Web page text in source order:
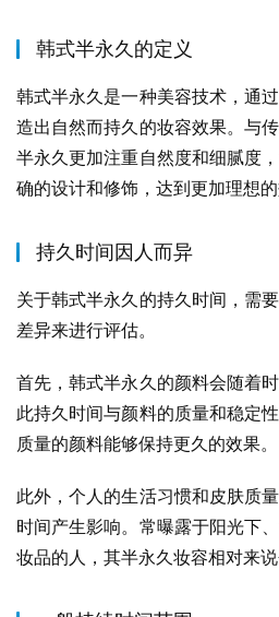
韩式半永久的定义
韩式半永久是一种美容技术，通
造出自然而持久的妆容效果。与
半永久更加注重自然度和细腻度
确的设计和修饰，达到更加理想的
持久时间因人而异
关于韩式半永久的持久时间，需
差异来进行评估。
首先，韩式半永久的颜料会随着
此持久时间与颜料的质量和稳定
质量的颜料能够保持更久的效果。
此外，个人的生活习惯和皮肤质
时间产生影响。常曝露于阳光下
妆品的人，其半永久妆容相对来说